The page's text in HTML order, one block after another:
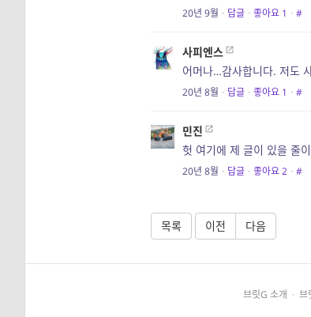
20년 9월 · 답글 · 좋아요 1 · #
사피엔스
어머나…감사합니다. 저도
20년 8월 · 답글 · 좋아요 1 · #
민진
헛 여기에 제 글이 있을 줄
20년 8월 · 답글 · 좋아요2 · #
목록 이전 다음
브릿G 소개 · 브